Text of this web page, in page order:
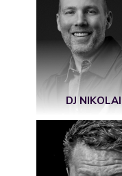
DJ NIKOLAI